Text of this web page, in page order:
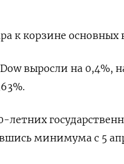
к корзине основных
выросли на 0,4%,
летних
минимума с 5